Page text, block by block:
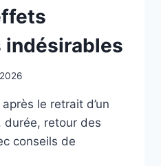
indésirables
le retrait d’un
durée, retour des
conseils de